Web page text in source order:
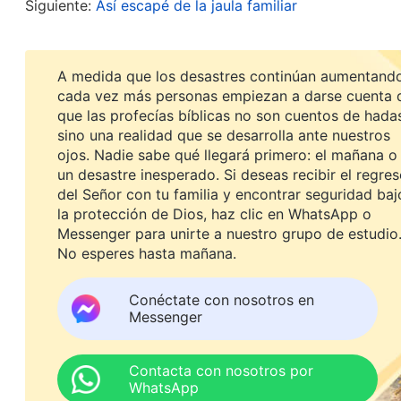
nosotros creemos en el Dios verdadero, por lo
satánico del Partido Comunista. Con esta
que veamos con nitidez la esencia demoníaca y
Leí después este pasaje de las palabras de Dios: “
suciedad. Es insoportablemente sucia, la
todas partes; timan, engañan, y hacen
esta ciudad fantasma y la dejan plagada de
impregna el aire; está fuertemente custodiada.
diablo ata firmemente todo el cuerpo del
labios. El rey de los demonios se ha
cuando sigue custodiando de cerca la ciudad
impenetrable. Esta manada de perros
penetrante, profundamente temerosa de que
Siguiente: Así escapé de la jaula familiar
A medida que los desastres continúan
cada vez más personas empiezan a darse cuenta
que las profecías bíblicas no son cuentos de
sino una realidad que se desarrolla ante nuestros
ojos. Nadie sabe qué llegará primero: el mañana o
un desastre inesperado. Si deseas recibir el
del Señor con tu familia y encontrar seguridad
la protección de Dios, haz clic en WhatsApp o
Messenger para unirte a nuestro grupo de estudio.
No esperes hasta mañana.
Conéctate con nosotros en
Messenger
Contacta con nosotros por
WhatsApp